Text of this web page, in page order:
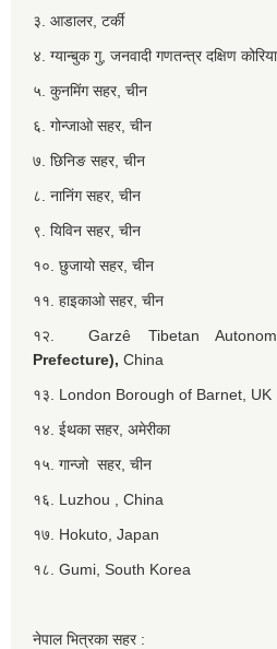
३. आडालर, टर्की
४. ग्यान्बुक गु, जनवादी गणतन्त्र दक्षिण कोरिया
५. कुनमिंग सहर, चीन
६. गोन्जाओ सहर, चीन
७. छिनिङ सहर, चीन
८. नानिंग सहर, चीन
९. यिविन सहर, चीन
१०. छुजायो सहर, चीन
११. हाइकाओ सहर, चीन
१२. Garzê Tibetan
Prefecture), China
१३. London Borough of Barnet, UK
१४. ईथका सहर, अमेरीका
१५. गान्जो सहर, चीन
१६. Luzhou , China
१७. Hokuto, Japan
१८. Gumi, South Korea
नेपाल भित्रका सहर :